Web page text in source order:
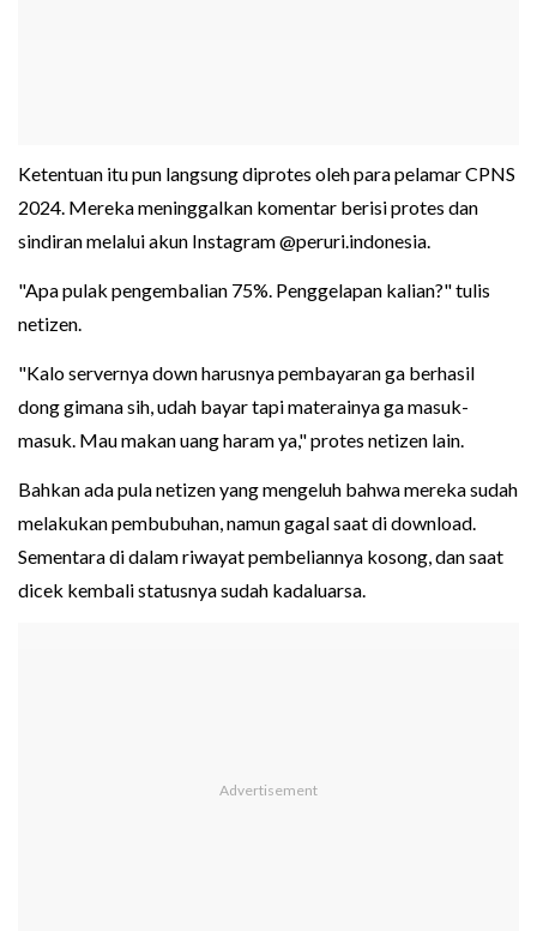
Ketentuan itu pun langsung diprotes oleh para pelamar CPNS
2024. Mereka meninggalkan komentar berisi protes dan
sindiran melalui akun Instagram @peruri.indonesia.
"Apa pulak pengembalian 75%. Penggelapan kalian?" tulis
netizen.
"Kalo servernya down harusnya pembayaran ga berhasil
dong gimana sih, udah bayar tapi materainya ga masuk-
masuk. Mau makan uang haram ya," protes netizen lain.
Bahkan ada pula netizen yang mengeluh bahwa mereka sudah
melakukan pembubuhan, namun gagal saat di download.
Sementara di dalam riwayat pembeliannya kosong, dan saat
dicek kembali statusnya sudah kadaluarsa.